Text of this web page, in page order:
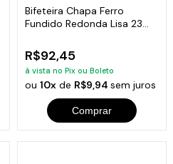
Bifeteira Chapa Ferro
Fundido Redonda Lisa 23
R$92,45
à vista no Pix ou Boleto
ou 10xde R$9,94 sem juros
Comprar